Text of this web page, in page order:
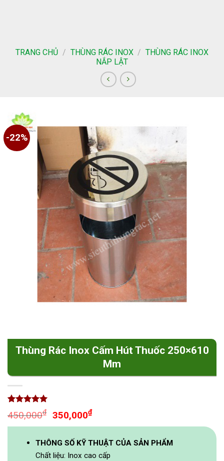
TRANG CHỦ / THÙNG RÁC INOX / THÙNG RÁC INOX
NẮP LẬT
-22%
Thùng Rác Inox Cấm Hút Thuốc 250×610
Mm
5.00trên 5
dựa trên
1
đánh giá
450,000₫
Original
price
was:
450,000₫.
350,000₫Current
price
is:
350,000₫.
THÔNG SỐ KỸ THUẬT CỦA SẢN PHẨM
Chất liệu: Inox cao cấp